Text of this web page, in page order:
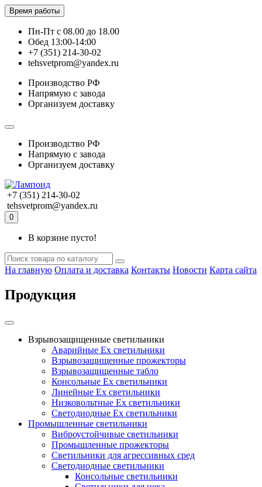
Время работы
Пн-Пт с 08.00 до 18.00
Обед 13:00-14:00
+7 (351) 214-30-02
tehsvetprom@yandex.ru
Производство РФ
Напрямую с завода
Организуем доставку
Производство РФ
Напрямую с завода
Организуем доставку
+7 (351) 214-30-02
tehsvetprom@yandex.ru
0
В корзине пусто!
На главную Оплата и доставка Контакты Новости Карта сайта
Продукция
Взрывозащищенные светильники
Аварийные Ex светильники
Взрывозащищенные прожекторы
Взрывозащищенные табло
Консольные Ех светильники
Линейные Ex светильники
Низковольтные Ex светильники
Светодиодные Ex светильники
Промышленные светильники
Виброустойчивые светильники
Промышленные прожекторы
Светильники для агрессивных сред
Светодиодные светильники
Консольные светильники